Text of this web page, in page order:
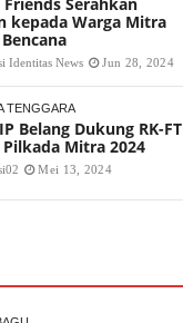
kepada Warga Mitra
Identitas News Jun 28, 2024
TENGGARA
Belang Dukung RK-FT
Mitra 2024
Mei 13, 2024